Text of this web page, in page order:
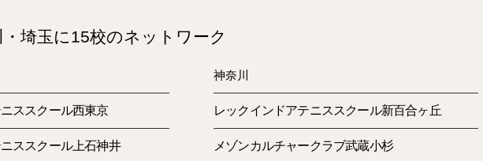
埼玉に15校のネットワーク
ススクール西東京
ススクール上石神井
神奈川
レックインドアテニススクール新百合ヶ丘
メゾンカルチャークラブ武蔵小杉